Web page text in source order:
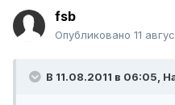
fsb
Опубликовано 11
В 11.08.2011 в 06:05,